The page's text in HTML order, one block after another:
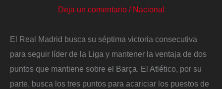
Deja un comentario / Nacional
El Real Madrid busca su séptima victoria consecutiva
para seguir líder de la Liga y mantener la ventaja de dos
puntos que mantiene sobre el Barça. El Atlético, por su
parte, busca los tres puntos para acariciar los puestos de